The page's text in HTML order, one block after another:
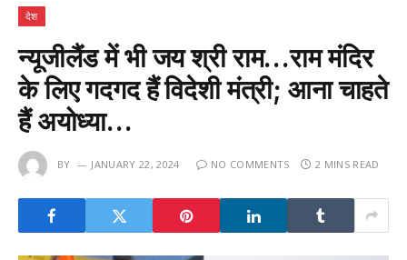
देश
न्यूजीलैंड में भी जय श्री राम…राम मंदिर
के लिए गदगद हैं विदेशी मंत्री; आना चाहते
हैं अयोध्या…
BY JANUARY 22, 2024 NO COMMENTS 2 MINS READ